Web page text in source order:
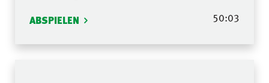
ABSPIELEN 50:03